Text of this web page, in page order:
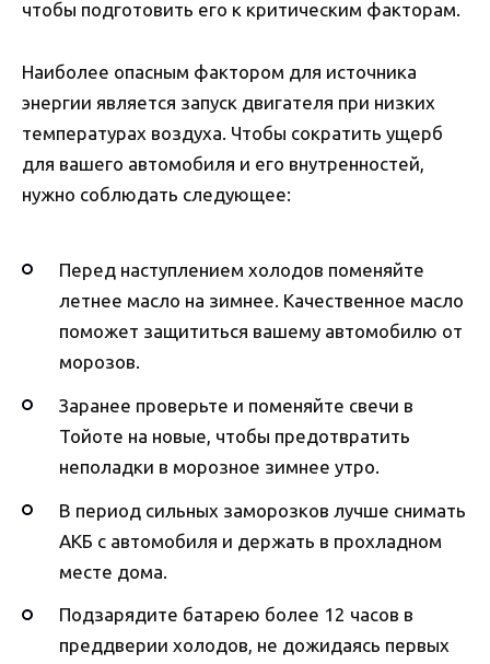
чтобы подготовить его к критическим факторам.
Наиболее опасным фактором для источника
энергии является запуск двигателя при низких
температурах воздуха. Чтобы сократить ущерб
для вашего автомобиля и его внутренностей,
нужно соблюдать следующее:
Перед наступлением холодов поменяйте
летнее масло на зимнее. Качественное масло
поможет защититься вашему автомобилю от
морозов.
Заранее проверьте и поменяйте свечи в
Тойоте на новые, чтобы предотвратить
неполадки в морозное зимнее утро.
В период сильных заморозков лучше снимать
АКБ с автомобиля и держать в прохладном
месте дома.
Подзарядите батарею более 12 часов в
преддверии холодов, не дожидаясь первых